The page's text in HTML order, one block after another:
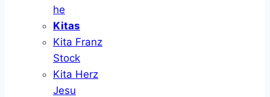
he
Kitas
Kita Franz
Stock
Kita Herz
Jesu